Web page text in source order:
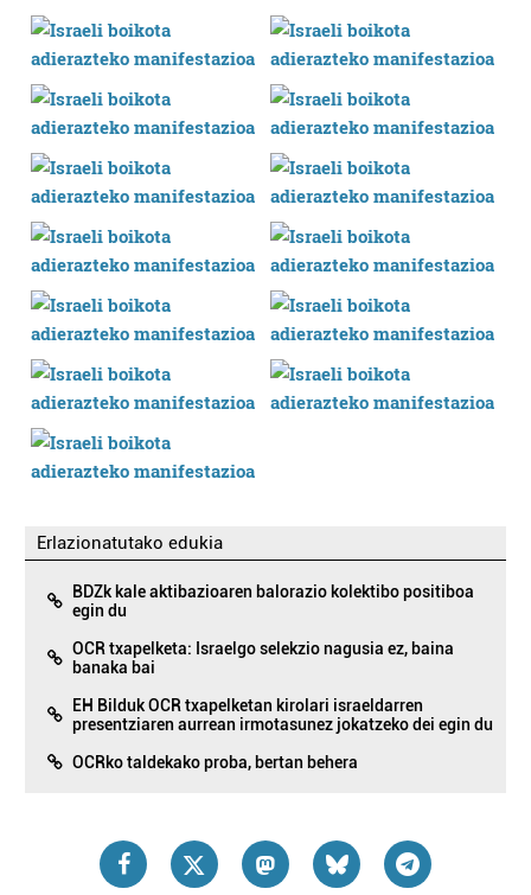
Erlazionatutako edukia
BDZk kale aktibazioaren balorazio kolektibo positiboa
egin du
OCR txapelketa: Israelgo selekzio nagusia ez, baina
banaka bai
EH Bilduk OCR txapelketan kirolari israeldarren
presentziaren aurrean irmotasunez jokatzeko dei egin du
OCRko taldekako proba, bertan behera